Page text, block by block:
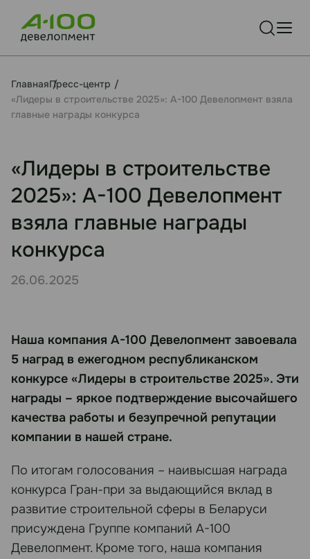
ГлавнаяПресс-центр
«Лидеры в строительстве 2025»: А-100 Девелопмент взяла
главные награды конкурса
«Лидеры в строительстве
2025»: А-100 Девелопмент
взяла главные награды
конкурса
26.06.2025
Наша компания А-100 Девелопмент завоевала
5 наград в ежегодном республиканском
конкурсе «Лидеры в строительстве 2025». Эти
награды – яркое подтверждение высочайшего
качества работы и безупречной репутации
компании в нашей стране.
По итогам голосования – наивысшая награда
конкурса Гран-при за выдающийся вклад в
развитие строительной сферы в Беларуси
присуждена Группе компаний А-100
Девелопмент. Кроме того, наша компания